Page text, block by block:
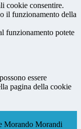
cookie consentire.
il funzionamento della
funzionamento potete
essere
pagina della cookie
Morando Morandi